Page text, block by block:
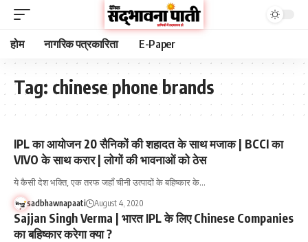
होम नागरिक पत्रकारिता E-Paper
Tag: chinese phone brands
IPL का आयोजन 20 सैनिकों की शहादत के साथ मजाक | BCCI का
VIVO के साथ करार | लोगों की भावनाओं को ठेस
ये कैसी देश भक्ति, एक तरफ जहाँ चीनी उत्पादों के बहिष्कार के…
sadbhawnapaati August 4, 2020
Sajjan Singh Verma | भारत IPL के लिए Chinese Companies
का बहिष्कार करेगा क्या ?